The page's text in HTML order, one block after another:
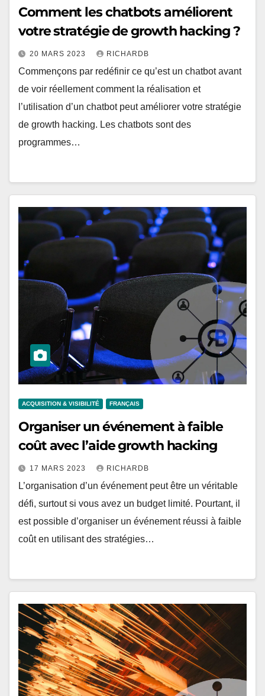
Comment les chatbots améliorent
votre stratégie de growth hacking ?
20 MARS 2023 RICHARDB
Commençons par redéfinir ce qu’est un chatbot avant
de voir réellement comment la réalisation et
l’utilisation d’un chatbot peut améliorer votre stratégie
de growth hacking. Les chatbots sont des
programmes…
ACQUISITION & VISIBILITÉ FRANÇAIS
Organiser un événement à faible
coût avec l’aide growth hacking
17 MARS 2023 RICHARDB
L’organisation d’un événement peut être un véritable
défi, surtout si vous avez un budget limité. Pourtant, il
est possible d’organiser un événement réussi à faible
coût en utilisant des stratégies…